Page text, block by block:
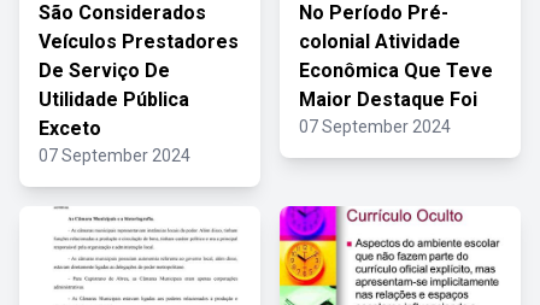
São Considerados
Veículos Prestadores
De Serviço De
Utilidade Pública
Exceto
07 September 2024
No Período Pré-
colonial Atividade
Econômica Que Teve
Maior Destaque Foi
07 September 2024